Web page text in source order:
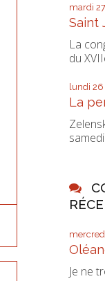
mardi 27
Saint
La
du
lundi 26
La
Je ne